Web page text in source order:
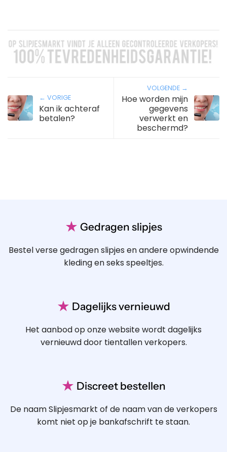
← VORIGE
Kan ik achteraf
betalen?
VOLGENDE →
Hoe worden mijn
gegevens
verwerkt en
beschermd?
★ Gedragen slipjes
Bestel verse gedragen slipjes en andere opwindende
kleding en seks speeltjes.
★ Dagelijks vernieuwd
Het aanbod op onze website wordt dagelijks
vernieuwd door tientallen verkopers.
★ Discreet bestellen
De naam Slipjesmarkt of de naam van de verkopers
komt niet op je bankafschrift te staan.